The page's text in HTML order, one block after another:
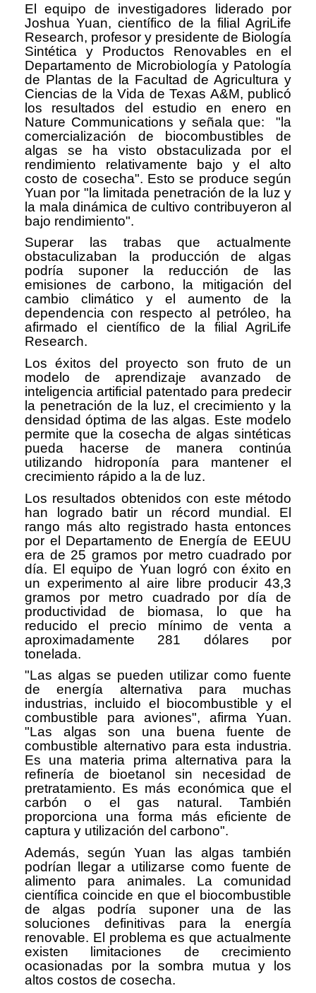
El equipo de investigadores liderado por
Joshua Yuan, científico de la filial AgriLife
Research, profesor y presidente de Biología
Sintética y Productos Renovables en el
Departamento de Microbiología y Patología
de Plantas de la Facultad de Agricultura y
Ciencias de la Vida de Texas A&M, publicó
los resultados del estudio en enero en
Nature Communications y señala que: "la
comercialización de biocombustibles de
algas se ha visto obstaculizada por el
rendimiento relativamente bajo y el alto
costo de cosecha". Esto se produce según
Yuan por "la limitada penetración de la luz y
la mala dinámica de cultivo contribuyeron al
bajo rendimiento".
Superar las trabas que actualmente
obstaculizaban la producción de algas
podría suponer la reducción de las
emisiones de carbono, la mitigación del
cambio climático y el aumento de la
dependencia con respecto al petróleo, ha
afirmado el científico de la filial AgriLife
Research.
Los éxitos del proyecto son fruto de un
modelo de aprendizaje avanzado de
inteligencia artificial patentado para predecir
la penetración de la luz, el crecimiento y la
densidad óptima de las algas. Este modelo
permite que la cosecha de algas sintéticas
pueda hacerse de manera continúa
utilizando hidroponía para mantener el
crecimiento rápido a la de luz.
Los resultados obtenidos con este método
han logrado batir un récord mundial. El
rango más alto registrado hasta entonces
por el Departamento de Energía de EEUU
era de 25 gramos por metro cuadrado por
día. El equipo de Yuan logró con éxito en
un experimento al aire libre producir 43,3
gramos por metro cuadrado por día de
productividad de biomasa, lo que ha
reducido el precio mínimo de venta a
aproximadamente 281 dólares por
tonelada.
"Las algas se pueden utilizar como fuente
de energía alternativa para muchas
industrias, incluido el biocombustible y el
combustible para aviones", afirma Yuan.
"Las algas son una buena fuente de
combustible alternativo para esta industria.
Es una materia prima alternativa para la
refinería de bioetanol sin necesidad de
pretratamiento. Es más económica que el
carbón o el gas natural. También
proporciona una forma más eficiente de
captura y utilización del carbono".
Además, según Yuan las algas también
podrían llegar a utilizarse como fuente de
alimento para animales. La comunidad
científica coincide en que el biocombustible
de algas podría suponer una de las
soluciones definitivas para la energía
renovable. El problema es que actualmente
existen limitaciones de crecimiento
ocasionadas por la sombra mutua y los
altos costos de cosecha.